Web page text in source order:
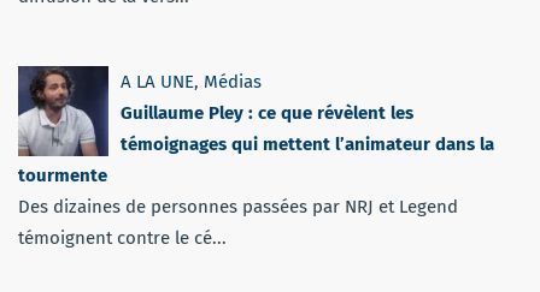
A LA UNE, Médias
Guillaume Pley : ce que révèlent les
témoignages qui mettent l’animateur dans la
tourmente
Des dizaines de personnes passées par NRJ et Legend
témoignent contre le cé...